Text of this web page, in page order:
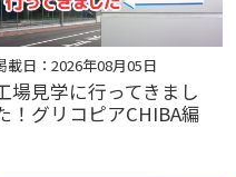
載日：2026年08月05日
場見学に行ってきまし
！グリコピアCHIBA編